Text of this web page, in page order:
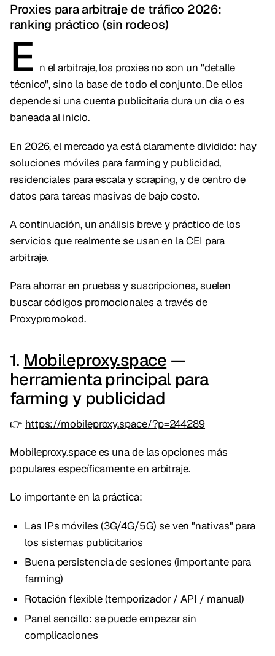
Proxies para arbitraje de tráfico 2026:
ranking práctico (sin rodeos)
E n el arbitraje, los proxies no son un "detalle
técnico", sino la base de todo el conjunto. De ellos
depende si una cuenta publicitaria dura un día o es
baneada al inicio.
En 2026, el mercado ya está claramente dividido: hay
soluciones móviles para farming y publicidad,
residenciales para escala y scraping, y de centro de
datos para tareas masivas de bajo costo.
A continuación, un análisis breve y práctico de los
servicios que realmente se usan en la CEI para
arbitraje.
Para ahorrar en pruebas y suscripciones, suelen
buscar códigos promocionales a través de
Proxypromokod.
1. Mobileproxy.space —
herramienta principal para
farming y publicidad
👉 https://mobileproxy.space/?p=244289
Mobileproxy.space es una de las opciones más
populares específicamente en arbitraje.
Lo importante en la práctica:
Las IPs móviles (3G/4G/5G) se ven "nativas" para
los sistemas publicitarios
Buena persistencia de sesiones (importante para
farming)
Rotación flexible (temporizador / API / manual)
Panel sencillo: se puede empezar sin
complicaciones